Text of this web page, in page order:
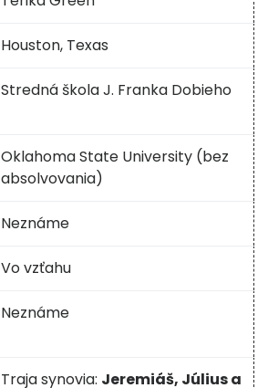
Houston, Texas
Stredná škola J. Franka Dobieho
Oklahoma State University (bez
absolvovania)
Neznáme
Vo vzťahu
Neznáme
Traja synovia: Jeremiáš, Július a